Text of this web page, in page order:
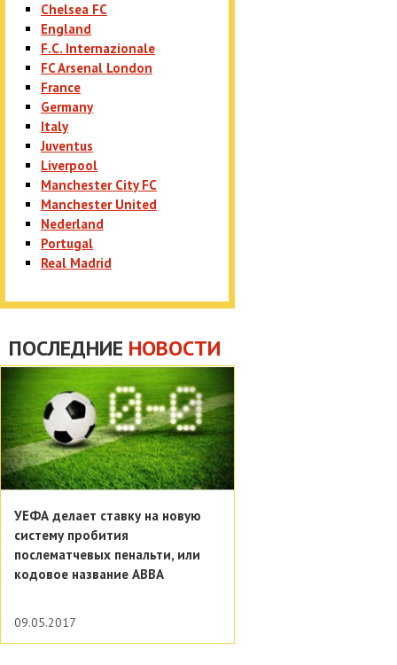
Chelsea FC
England
F.C. Internazionale
FC Arsenal London
France
Germany
Italy
Juventus
Liverpool
Manchester City FC
Manchester United
Nederland
Portugal
Real Madrid
ПОСЛЕДНИЕ НОВОСТИ
УЕФА делает ставку на новую
систему пробития
послематчевых пенальти, или
кодовое название АВВА
09.05.2017